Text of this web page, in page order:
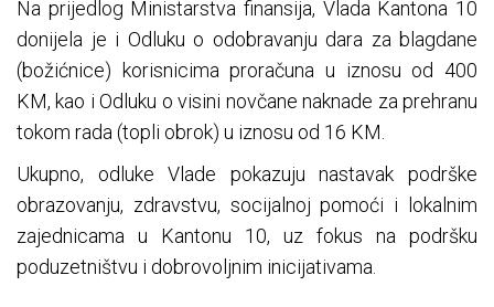
Na prijedlog Ministarstva finansija, Vlada Kantona 10
donijela je i Odluku o odobravanju dara za blagdane
(božićnice) korisnicima proračuna u iznosu od 400
KM, kao i Odluku o visini novčane naknade za prehranu
tokom rada (topli obrok) u iznosu od 16 KM.
Ukupno, odluke Vlade pokazuju nastavak podrške
obrazovanju, zdravstvu, socijalnoj pomoći i lokalnim
zajednicama u Kantonu 10, uz fokus na podršku
poduzetništvu i dobrovoljnim inicijativama.